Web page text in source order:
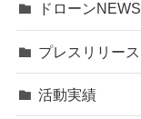
ドローンNEWS
プレスリリース
活動実績